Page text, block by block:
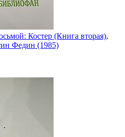
Костер (Книга вторая),
Федин (1985)